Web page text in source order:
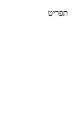
תפריט